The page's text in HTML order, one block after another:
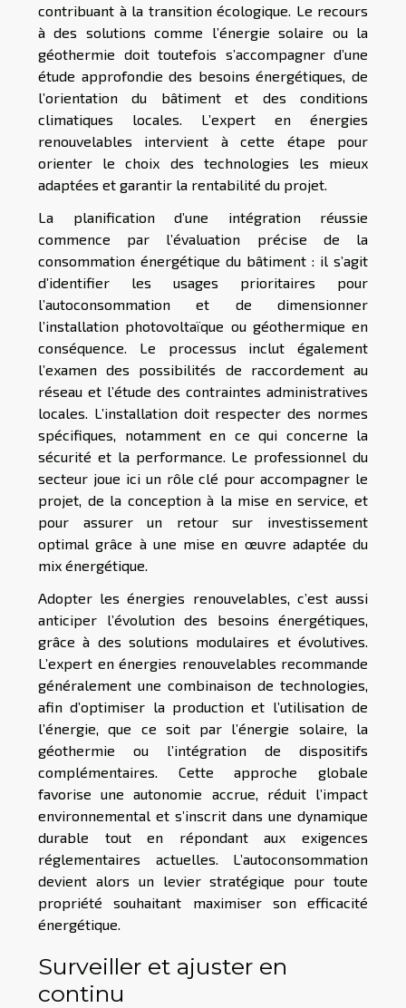
contribuant à la transition écologique. Le recours
à des solutions comme l’énergie solaire ou la
géothermie doit toutefois s’accompagner d’une
étude approfondie des besoins énergétiques, de
l’orientation du bâtiment et des conditions
climatiques locales. L’expert en énergies
renouvelables intervient à cette étape pour
orienter le choix des technologies les mieux
adaptées et garantir la rentabilité du projet.
La planification d’une intégration réussie
commence par l’évaluation précise de la
consommation énergétique du bâtiment : il s’agit
d’identifier les usages prioritaires pour
l’autoconsommation et de dimensionner
l’installation photovoltaïque ou géothermique en
conséquence. Le processus inclut également
l’examen des possibilités de raccordement au
réseau et l’étude des contraintes administratives
locales. L’installation doit respecter des normes
spécifiques, notamment en ce qui concerne la
sécurité et la performance. Le professionnel du
secteur joue ici un rôle clé pour accompagner le
projet, de la conception à la mise en service, et
pour assurer un retour sur investissement
optimal grâce à une mise en œuvre adaptée du
mix énergétique.
Adopter les énergies renouvelables, c’est aussi
anticiper l’évolution des besoins énergétiques,
grâce à des solutions modulaires et évolutives.
L’expert en énergies renouvelables recommande
généralement une combinaison de technologies,
afin d’optimiser la production et l’utilisation de
l’énergie, que ce soit par l’énergie solaire, la
géothermie ou l’intégration de dispositifs
complémentaires. Cette approche globale
favorise une autonomie accrue, réduit l’impact
environnemental et s’inscrit dans une dynamique
durable tout en répondant aux exigences
réglementaires actuelles. L’autoconsommation
devient alors un levier stratégique pour toute
propriété souhaitant maximiser son efficacité
énergétique.
Surveiller et ajuster en
continu